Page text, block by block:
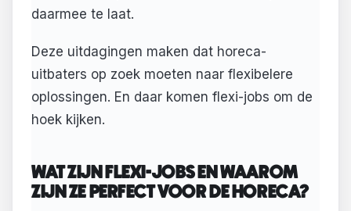
daarmee te laat.
Deze uitdagingen maken dat horeca-
uitbaters op zoek moeten naar flexibelere
oplossingen. En daar komen flexi-jobs om de
hoek kijken.
WAT ZIJN FLEXI-JOBS EN WAAROM
ZIJN ZE PERFECT VOOR DE HORECA?